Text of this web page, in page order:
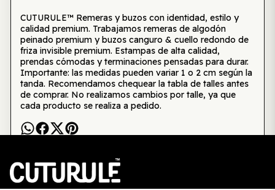
CUTURULE™ Remeras y buzos con identidad, estilo y
calidad premium. Trabajamos remeras de algodón
peinado premium y buzos canguro & cuello redondo de
friza invisible premium. Estampas de alta calidad,
prendas cómodas y terminaciones pensadas para durar.
Importante: las medidas pueden variar 1 o 2 cm según la
tanda. Recomendamos chequear la tabla de talles antes
de comprar. No realizamos cambios por talle, ya que
cada producto se realiza a pedido.